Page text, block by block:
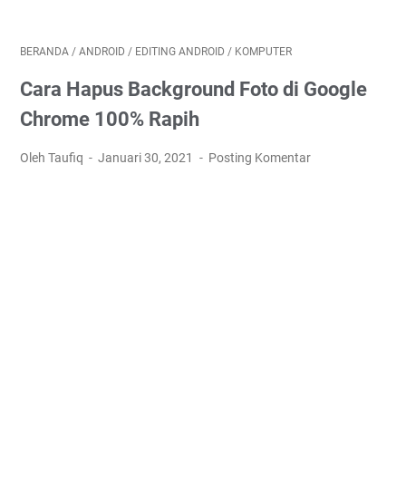
BERANDA / ANDROID / EDITING ANDROID / KOMPUTER
Cara Hapus Background Foto di Google
Chrome 100% Rapih
Oleh Taufiq Januari 30, 2021 Posting Komentar